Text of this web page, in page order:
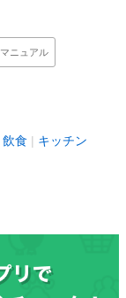
マニュアル
飲食 キッチン